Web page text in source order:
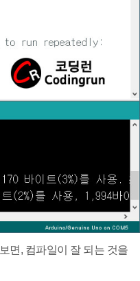
면, 컴파일이 잘 되는 것을